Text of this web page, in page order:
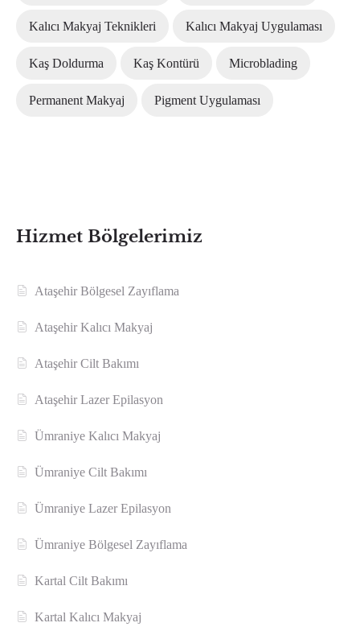
Kalıcı Makyaj Teknikleri Kalıcı Makyaj Uygulaması
Kaş Doldurma Kaş Kontürü Microblading
Permanent Makyaj Pigment Uygulaması
Hizmet Bölgelerimiz
Ataşehir Bölgesel Zayıflama
Ataşehir Kalıcı Makyaj
Ataşehir Cilt Bakımı
Ataşehir Lazer Epilasyon
Ümraniye Kalıcı Makyaj
Ümraniye Cilt Bakımı
Ümraniye Lazer Epilasyon
Ümraniye Bölgesel Zayıflama
Kartal Cilt Bakımı
Kartal Kalıcı Makyaj